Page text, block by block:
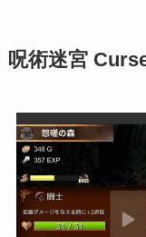
呪術迷宮